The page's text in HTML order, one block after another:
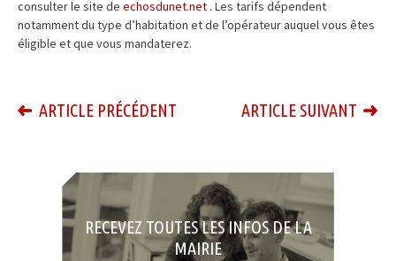
consulter le site de echosdunet.net . Les tarifs dépendent
notamment du type d’habitation et de l’opérateur auquel vous êtes
éligible et que vous mandaterez.
ARTICLE PRÉCÉDENT ARTICLE SUIVANT
RECEVEZ TOUTES LES INFOS DE LA
MAIRIE